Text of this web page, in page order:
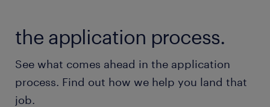
土日（祝）休み／年末年始・GW休暇あり
就業時間
6:00-14:45（実働7時間45分・休憩60分）
the application process.
See what comes ahead in the application
process. Find out how we help you land that
job.